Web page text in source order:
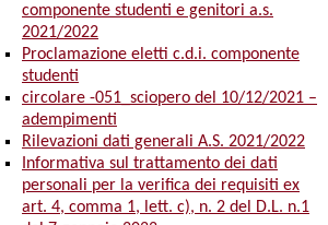
componente studenti e genitori a.s.
2021/2022
Proclamazione eletti c.d.i. componente
studenti
circolare -051_sciopero del 10/12/2021 –
adempimenti
Rilevazioni dati generali A.S. 2021/2022
Informativa sul trattamento dei dati
personali per la verifica dei requisiti ex
art. 4, comma 1, lett. c), n. 2 del D.L. n.1